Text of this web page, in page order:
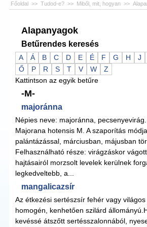
Főoldal >> Tudod-e? >> Miből, mit, hogyan >>
Alapanyagok
Betűrendes keresés
A Á B C D E É F G H J
Ő
P R S T V W
Z
Kattintson az egyik betűre
-M-
majoránna
Népies neve: majoránna,
Majorana hotensis M. A szaporítás
palántázással, márciusban, májusban
Felhasználható része: virágzáskor
hajtásairól morzsolt levelek kerülnek
legkedveltebb, a...
mangalicazsír
Az étkezési sertészsír fehér vagy világos
homogén, kenhetően szilárd
kevéssé átszőtt sertésszalonnából,